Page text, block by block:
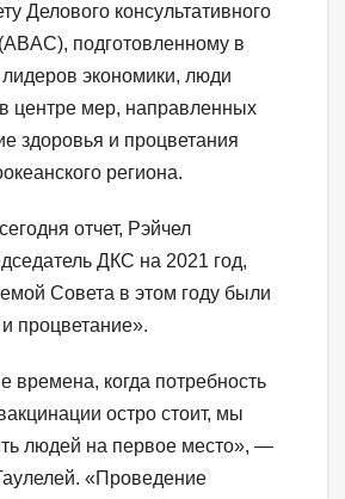
Делового консультативного
подготовленному в
лидеров экономики, люди
центре мер, направленных
здоровья и процветания
региона.
отчет, Рэйчел
ДКС на 2021 год,
Совета в этом году были
процветание».
времена, когда потребность
остро стоит, мы
людей на первое место», —
«Проведение